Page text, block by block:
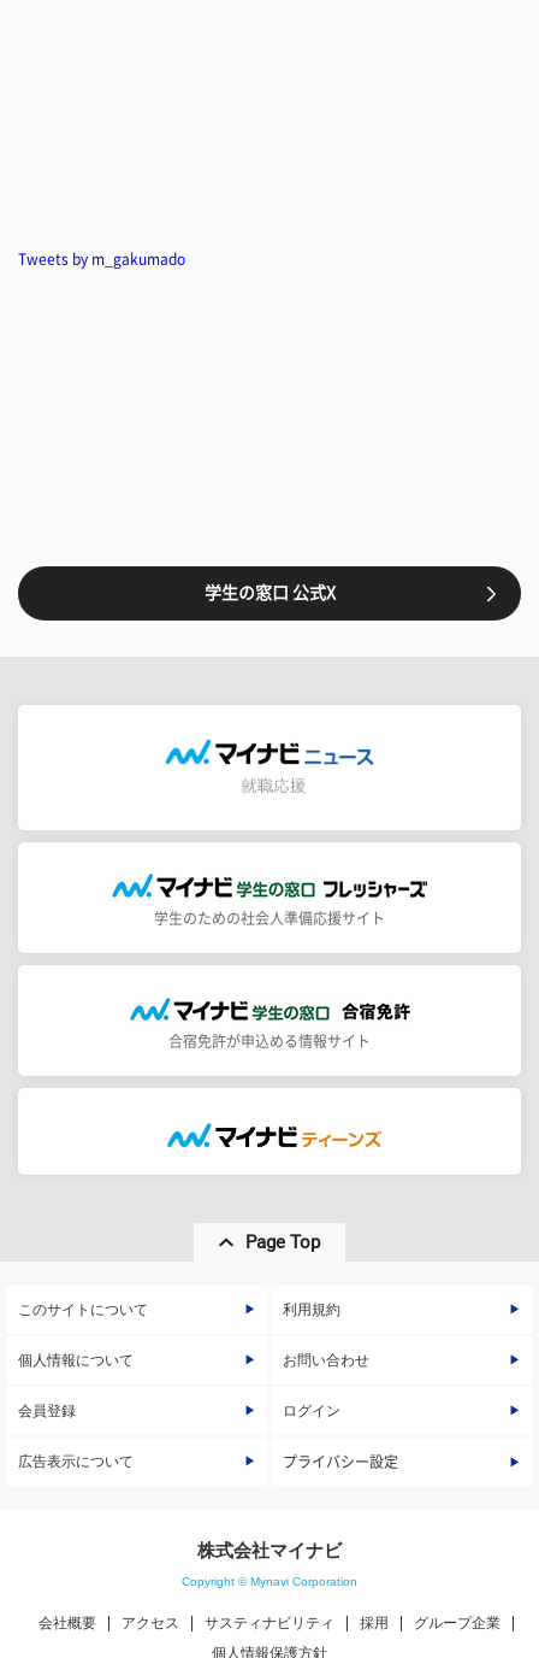
Tweets by m_gakumado
学生の窓口 公式X
学生のための社会人準備応援サイト
合宿免許が申込める情報サイト
Page Top
このサイトについて 利用規約
個人情報について お問い合わせ
会員登録 ログイン
広告表示について プライバシー設定
株式会社マイナビ
Copyright © Mynavi Corporation
会社概要 アクセス サスティナビリティ 採用
グループ企業
個人情報保護方針